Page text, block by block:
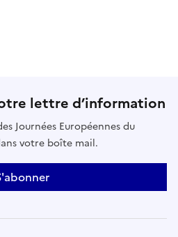
lettre d’information
Journées Européennes du
votre boîte mail.